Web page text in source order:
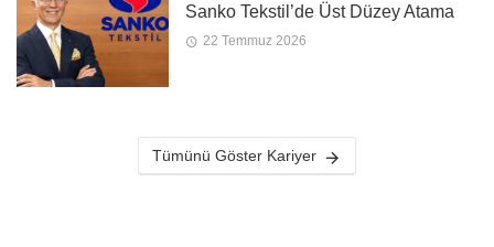
Sanko Tekstil’de Üst Düzey Atama
22 Temmuz 2026
Tümünü Göster Kariyer